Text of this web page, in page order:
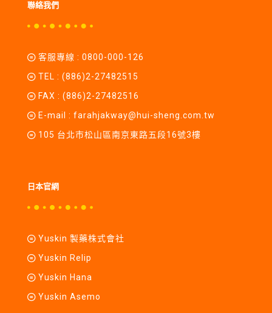
聯絡我們
客服專線 : 0800-000-126
TEL : (886)2-27482515
FAX : (886)2-27482516
E-mail : farahjakway@hui-sheng.com.tw
105 台北市松山區南京東路五段16號3樓
日本官網
Yuskin 製藥株式會社
Yuskin Relip
Yuskin Hana
Yuskin Asemo